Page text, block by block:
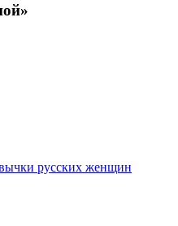
русских женщин